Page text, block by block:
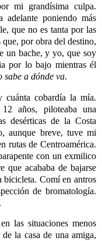
mi grandísima culpa.
adelante poniendo más
que no es tanta por las
por obra del destino,
un bache, y yo, que soy
por lo bajo mientras él
sabe a dónde va.
cobardía la mía.
años, piloteaba una
desérticas de la Costa
aunque breve, tuve mi
rutas de Centroamérica.
con un exmilico
que acababa de bajarse
bicicleta. Comí en antros
de bromatología.
las situaciones menos
la casa de una amiga,